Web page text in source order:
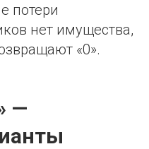
потери
нет имущества,
«0».
—